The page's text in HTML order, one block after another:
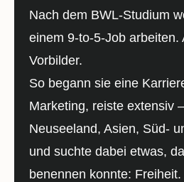
Nach dem BWL-Studium
einem 9-to-5-Job arbeiten.
Vorbilder.
So begann sie eine
Marketing, reiste extensiv
Neuseeland, Asien, Süd-
und suchte dabei etwas,
benennen konnte: Freiheit.